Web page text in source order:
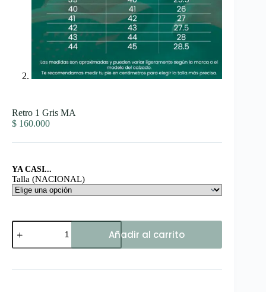
Retro 1 Gris MA
$ 160.000
YA CASI...
Talla (NACIONAL)
Retro
Gris
Añadir al carrito